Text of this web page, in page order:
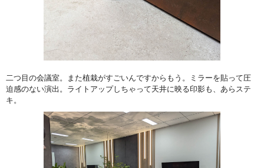
二つ目の会議室。また植栽がすごいんですからもう。ミラーを貼って圧
迫感のない演出。ライトアップしちゃって天井に映る印影も、あらステ
キ。